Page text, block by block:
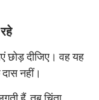
छोड़ दीजिए। वह यह
नहीं।